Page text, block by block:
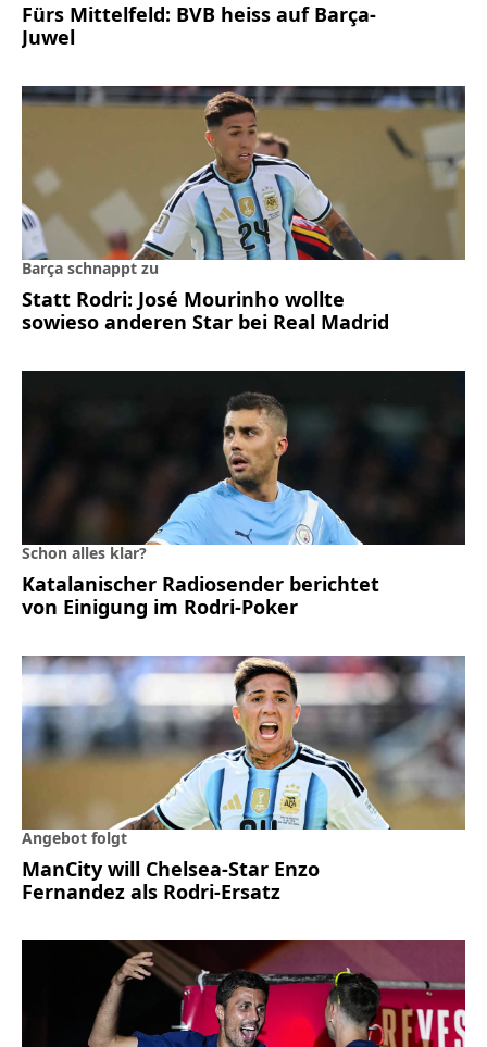
Fürs Mittelfeld: BVB heiss auf Barça-
Juwel
Barça schnappt zu
Statt Rodri: José Mourinho wollte
sowieso anderen Star bei Real Madrid
Schon alles klar?
Katalanischer Radiosender berichtet
von Einigung im Rodri-Poker
Angebot folgt
ManCity will Chelsea-Star Enzo
Fernandez als Rodri-Ersatz